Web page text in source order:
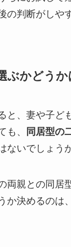
の判断がしや
ぶかどう
と、妻や子ど
も、
同居型の
ないでしょう
両親との同居
か決めるのは、